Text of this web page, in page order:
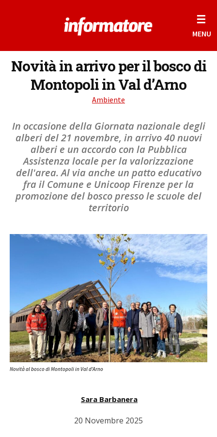
☰
MENU
Novità in arrivo per il bosco di
Montopoli in Val d’Arno
Ambiente
In occasione della Giornata nazionale degli
alberi del 21 novembre, in arrivo 40 nuovi
alberi e un accordo con la Pubblica
Assistenza locale per la valorizzazione
dell'area. Al via anche un patto educativo
fra il Comune e Unicoop Firenze per la
promozione del bosco presso le scuole del
territorio
Novità al bosco di Montopoli in Val d'Arno
Sara Barbanera
20 Novembre 2025